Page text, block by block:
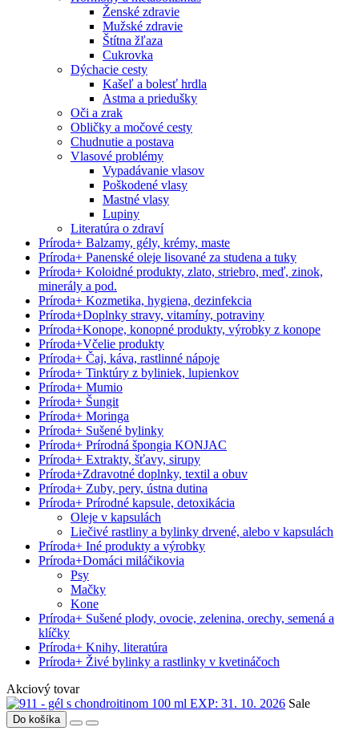
Ženské zdravie
Mužské zdravie
Štítna žľaza
Cukrovka
Dýchacie cesty
Kašeľ a bolesť hrdla
Astma a priedušky
Oči a zrak
Obličky a močové cesty
Chudnutie a postava
Vlasové problémy
Vypadávanie vlasov
Poškodené vlasy
Mastné vlasy
Lupiny
Literatúra o zdraví
Príroda+ Balzamy, gély, krémy, maste
Príroda+ Panenské oleje lisované za studena a tuky
Príroda+ Koloidné produkty, zlato, striebro, meď, zinok,
minerály a pod.
Príroda+ Kozmetika, hygiena, dezinfekcia
Príroda+Doplnky stravy, vitamíny, potraviny
Príroda+Konope, konopné produkty, výrobky z konope
Príroda+Včelie produkty
Príroda+ Čaj, káva, rastlinné nápoje
Príroda+ Tinktúry z byliniek, lupienkov
Príroda+ Mumio
Príroda+ Šungit
Príroda+ Moringa
Príroda+ Sušené bylinky
Príroda+ Prírodná špongia KONJAC
Príroda+ Extrakty, šťavy, sirupy
Príroda+Zdravotné doplnky, textil a obuv
Príroda+ Zuby, pery, ústna dutina
Príroda+ Prírodné kapsule, detoxikácia
Oleje v kapsulách
Liečivé rastliny a bylinky drvené, alebo v kapsulách
Príroda+ Iné produkty a výrobky
Príroda+Domáci miláčikovia
Psy
Mačky
Kone
Príroda+ Sušené plody, ovocie, zelenina, orechy, semená a
klíčky
Príroda+ Knihy, literatúra
Príroda+ Živé bylinky a rastlinky v kvetináčoch
Akciový tovar
Sale
Do košíka